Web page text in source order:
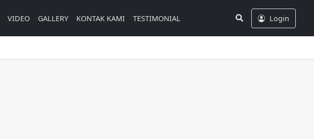
VIDEO GALLERY KONTAK KAMI TESTIMONIAL Search Login